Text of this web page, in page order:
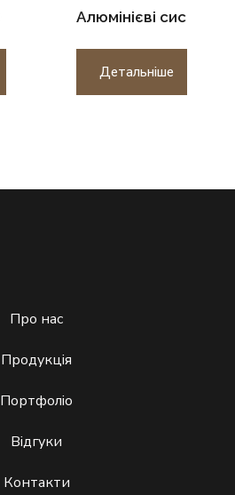
Алюмінієві системи
Детальніше
Про нас
Продукція
Портфоліо
Відгуки
Контакти